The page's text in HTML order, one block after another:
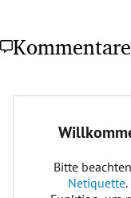
Kommentare